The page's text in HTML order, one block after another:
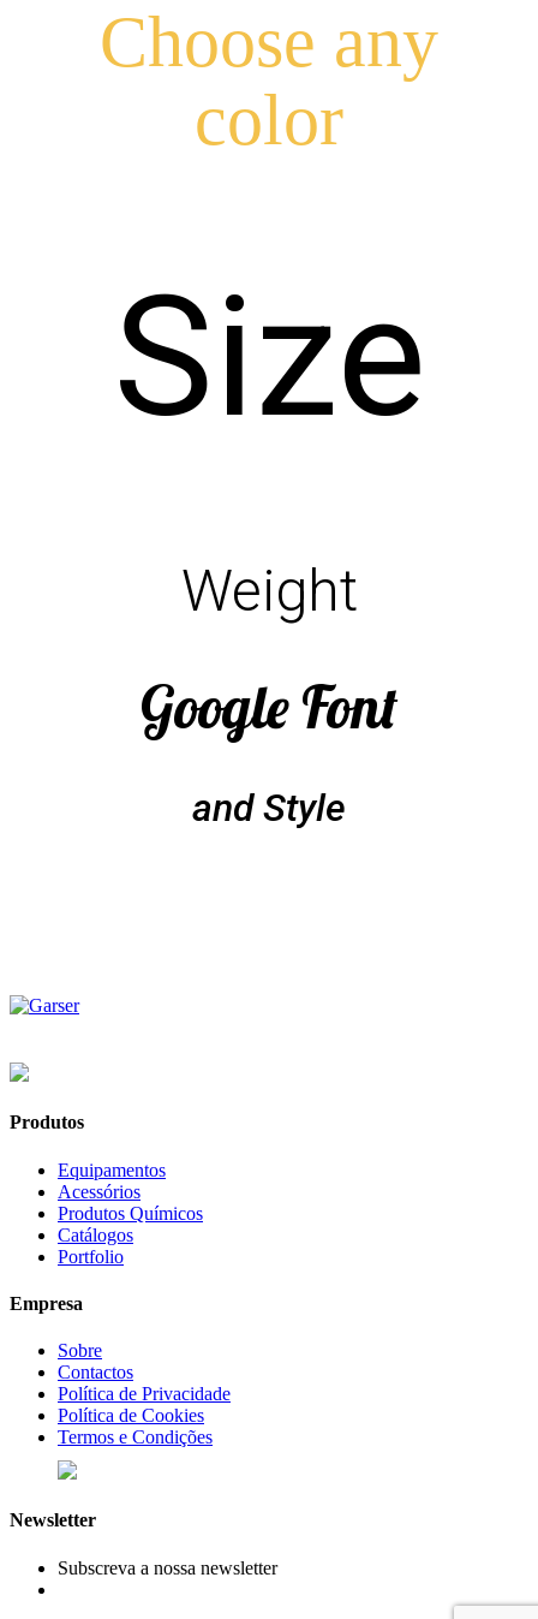
Choose any
color
Size
Weight
Google Font
and Style
Produtos
Equipamentos
Acessórios
Produtos Químicos
Catálogos
Portfolio
Empresa
Sobre
Contactos
Política de Privacidade
Política de Cookies
Termos e Condições
Newsletter
Subscreva a nossa newsletter